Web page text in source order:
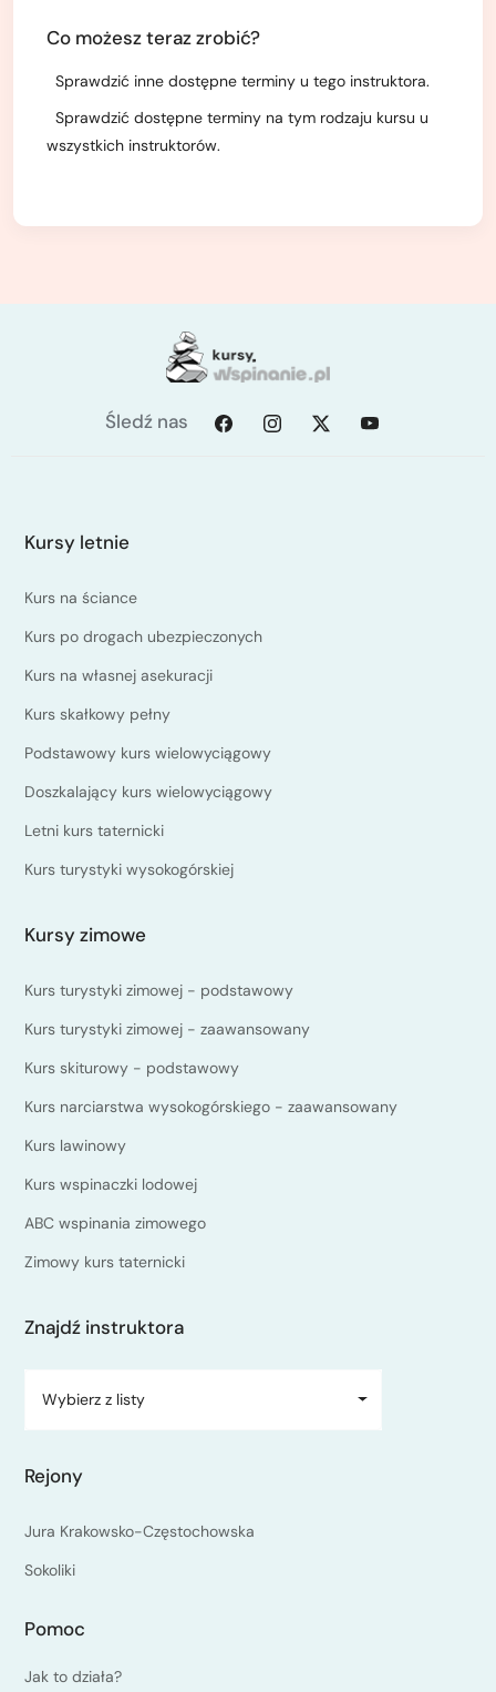
Co możesz teraz zrobić?
Sprawdzić inne dostępne terminy u tego instruktora.
Sprawdzić dostępne terminy na tym rodzaju kursu u
wszystkich instruktorów.
Śledź nas
Kursy letnie
Kurs na ściance
Kurs po drogach ubezpieczonych
Kurs na własnej asekuracji
Kurs skałkowy pełny
Podstawowy kurs wielowyciągowy
Doszkalający kurs wielowyciągowy
Letni kurs taternicki
Kurs turystyki wysokogórskiej
Kursy zimowe
Kurs turystyki zimowej - podstawowy
Kurs turystyki zimowej - zaawansowany
Kurs skiturowy - podstawowy
Kurs narciarstwa wysokogórskiego - zaawansowany
Kurs lawinowy
Kurs wspinaczki lodowej
ABC wspinania zimowego
Zimowy kurs taternicki
Znajdź instruktora
Wybierz z listy
Rejony
Jura Krakowsko-Częstochowska
Sokoliki
Pomoc
Jak to działa?